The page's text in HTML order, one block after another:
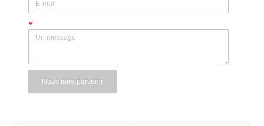
*
Nous faire parvenir